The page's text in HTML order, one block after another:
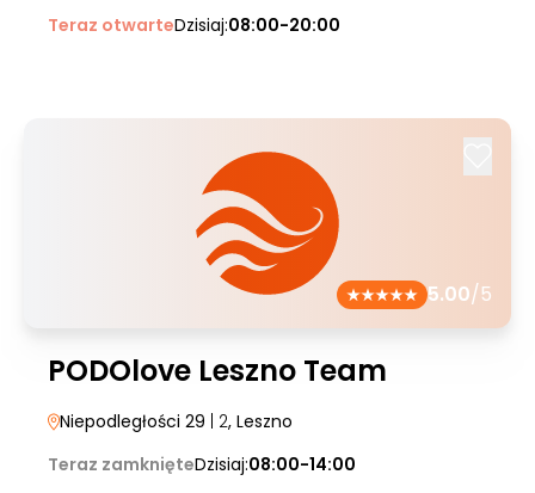
Teraz otwarteDzisiaj:08:00-20:00
5.00/5
PODOlove Leszno Team
Niepodległości 29 | 2, Leszno
Teraz zamknięteDzisiaj:08:00-14:00